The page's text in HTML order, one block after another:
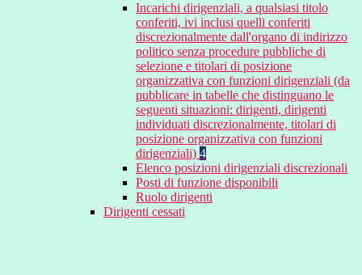
Incarichi dirigenziali, a qualsiasi titolo
conferiti, ivi inclusi quelli conferiti
discrezionalmente dall'organo di indirizzo
politico senza procedure pubbliche di
selezione e titolari di posizione
organizzativa con funzioni dirigenziali (da
pubblicare in tabelle che distinguano le
seguenti situazioni: dirigenti, dirigenti
individuati discrezionalmente, titolari di
posizione organizzativa con funzioni
dirigenziali) 4
Elenco posizioni dirigenziali discrezionali
Posti di funzione disponibili
Ruolo dirigenti
Dirigenti cessati